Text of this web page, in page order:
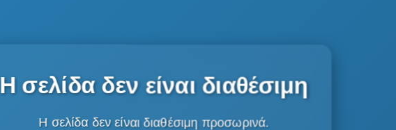
Η σελίδα δεν είναι διαθέσιμη
Η σελίδα δεν είναι διαθέσιμη προσωρινά.